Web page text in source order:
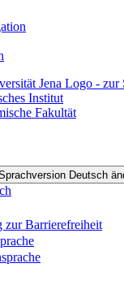
Jena Logo - zur
Institut
Fakultät
Deutsch
zur Barrierefreiheit